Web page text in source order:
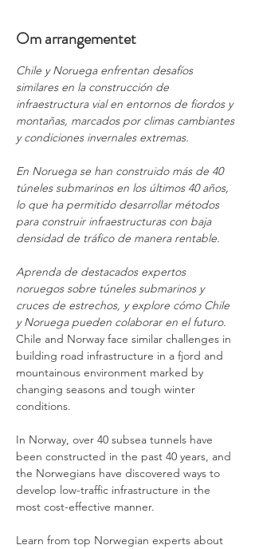
Om arrangementet
Chile y Noruega enfrentan desafíos
similares en la construcción de
infraestructura vial en entornos de fiordos y
montañas, marcados por climas cambiantes
y condiciones invernales extremas.
En Noruega se han construido más de 40
túneles submarinos en los últimos 40 años,
lo que ha permitido desarrollar métodos
para construir infraestructuras con baja
densidad de tráfico de manera rentable.
Aprenda de destacados expertos
noruegos sobre túneles submarinos y
cruces de estrechos, y explore cómo Chile
y Noruega pueden colaborar en el futuro.
Chile and Norway face similar challenges in
building road infrastructure in a fjord and
mountainous environment marked by
changing seasons and tough winter
conditions.
In Norway, over 40 subsea tunnels have
been constructed in the past 40 years, and
the Norwegians have discovered ways to
develop low-traffic infrastructure in the
most cost-effective manner.
Learn from top Norwegian experts about